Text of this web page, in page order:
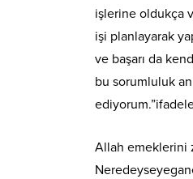
işlerine oldukça
işi planlayarak
ve başarı da
bu sorumluluk
Allah emeklerini